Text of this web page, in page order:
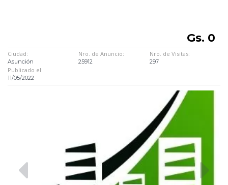
Gs. 0
Ciudad:
Asunción
Nro. de Anuncio:
25912
Nro. de Visitas:
297
Publicado el:
11/05/2022